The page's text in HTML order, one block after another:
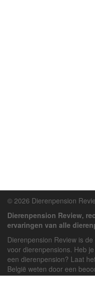
© 2026 Dierenpension
Dierenpension Review,
ervaringen van alle
Dierenpension Review is
voor dierenpensions. Heb
een dierenpension? Laat
België weten door een